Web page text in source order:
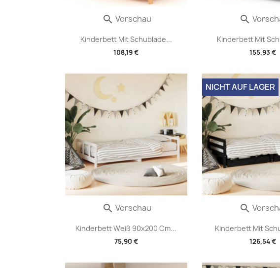
Kinderbett Mit Schublade...
108,19 €
 Vorschau
Kinderbett Mit
155,93 €

Kinderbett Weiß 90x200 Cm...
75,90 €
 Vorschau
Kinderbett Mit
126,54 €
NICHT AUF LAGER
